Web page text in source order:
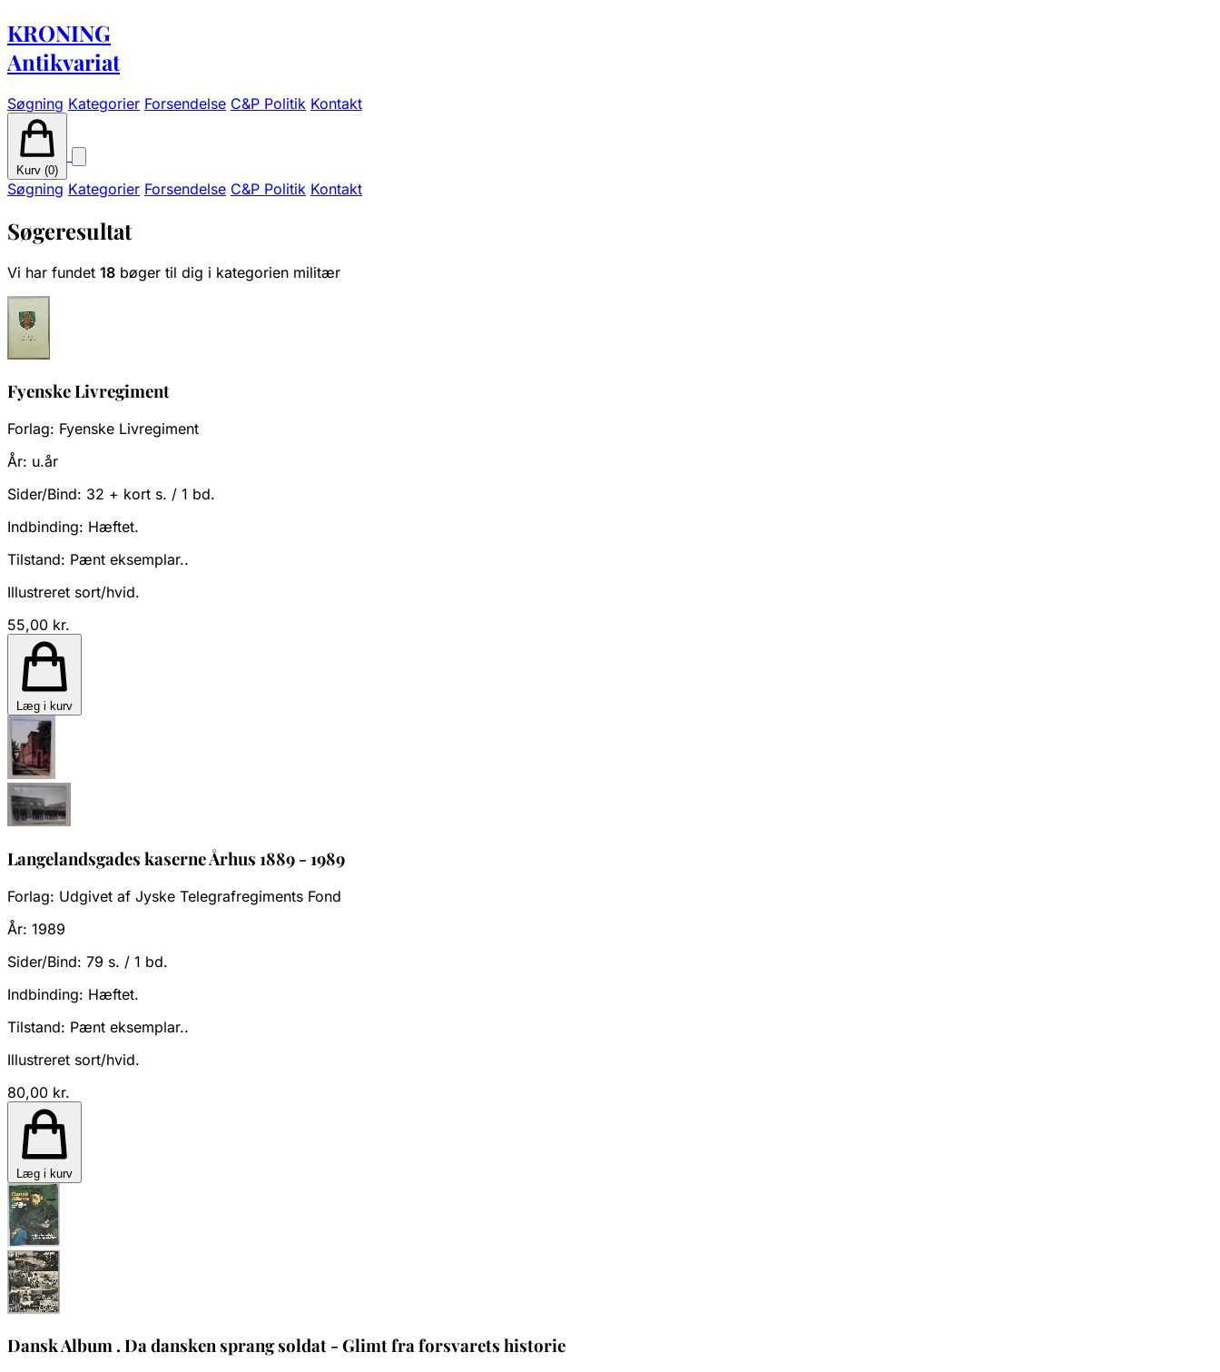
KRONING
Antikvariat
Søgning Kategorier Forsendelse C&P Politik Kontakt
Kurv (0)
Søgning Kategorier Forsendelse C&P Politik Kontakt
Søgeresultat
Vi har fundet 18 bøger til dig i kategorien militær
Fyenske Livregiment
Forlag: Fyenske Livregiment
År: u.år
Sider/Bind: 32 + kort s. / 1 bd.
Indbinding: Hæftet.
Tilstand: Pænt eksemplar..
Illustreret sort/hvid.
55,00 kr.
Læg i kurv
Langelandsgades kaserne Århus 1889 - 1989
Forlag: Udgivet af Jyske Telegrafregiments Fond
År: 1989
Sider/Bind: 79 s. / 1 bd.
Indbinding: Hæftet.
Tilstand: Pænt eksemplar..
Illustreret sort/hvid.
80,00 kr.
Læg i kurv
Dansk Album . Da dansken sprang soldat - Glimt fra forsvarets historie